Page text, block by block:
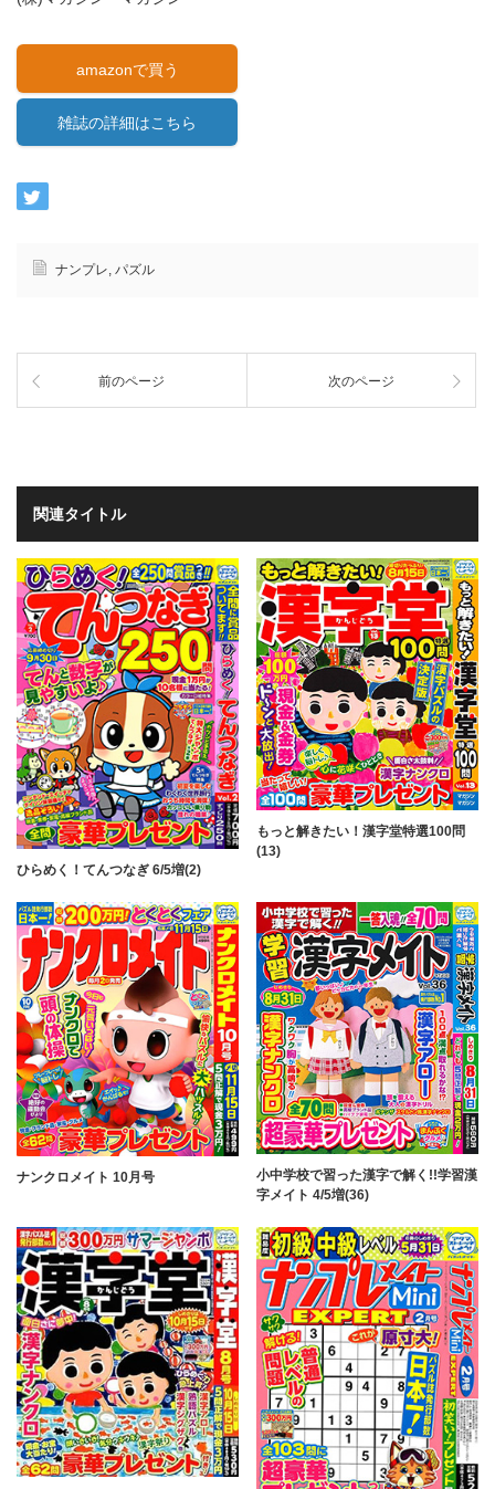
amazonで買う
雑誌の詳細はこちら
ナンプレ, パズル
前のページ 次のページ
関連タイトル
ひらめく！てんつなぎ 6/5増(2)
もっと解きたい！漢字堂特選100問
(13)
ナンクロメイト 10月号
小中学校で習った漢字で解く!!学習漢
字メイト 4/5増(36)